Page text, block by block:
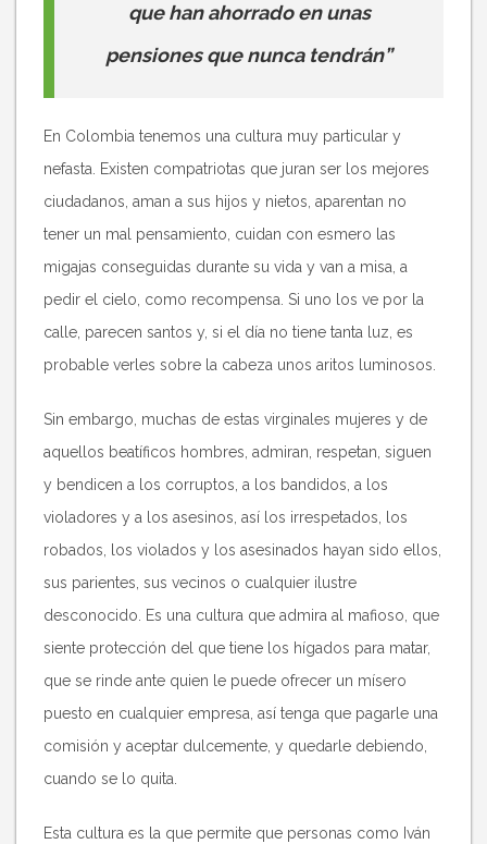
que han ahorrado en unas
pensiones que nunca tendrán”
En Colombia tenemos una cultura muy particular y
nefasta. Existen compatriotas que juran ser los mejores
ciudadanos, aman a sus hijos y nietos, aparentan no
tener un mal pensamiento, cuidan con esmero las
migajas conseguidas durante su vida y van a misa, a
pedir el cielo, como recompensa. Si uno los ve por la
calle, parecen santos y, si el día no tiene tanta luz, es
probable verles sobre la cabeza unos aritos luminosos.
Sin embargo, muchas de estas virginales mujeres y de
aquellos beatíficos hombres, admiran, respetan, siguen
y bendicen a los corruptos, a los bandidos, a los
violadores y a los asesinos, así los irrespetados, los
robados, los violados y los asesinados hayan sido ellos,
sus parientes, sus vecinos o cualquier ilustre
desconocido. Es una cultura que admira al mafioso, que
siente protección del que tiene los hígados para matar,
que se rinde ante quien le puede ofrecer un mísero
puesto en cualquier empresa, así tenga que pagarle una
comisión y aceptar dulcemente, y quedarle debiendo,
cuando se lo quita.
Esta cultura es la que permite que personas como Iván